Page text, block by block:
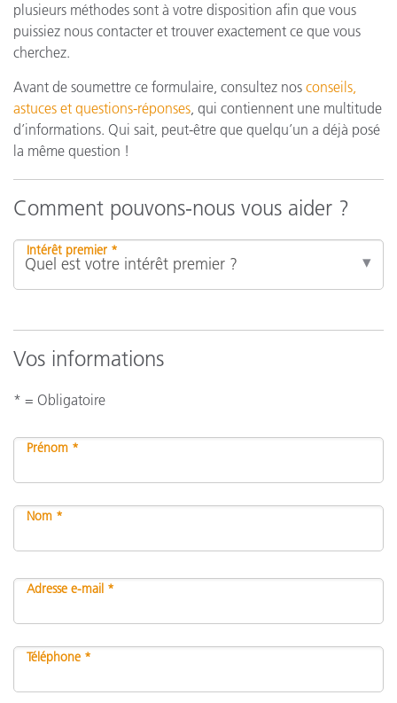
plusieurs méthodes sont à votre disposition afin que vous
puissiez nous contacter et trouver exactement ce que vous
cherchez.
Avant de soumettre ce formulaire, consultez nos conseils,
astuces et questions-réponses, qui contiennent une multitude
d’informations. Qui sait, peut-être que quelqu’un a déjà posé
la même question !
Comment pouvons-nous vous aider ?
Intérêt premier *
Vos informations
* = Obligatoire
Prénom *
Nom *
Adresse e-mail *
Téléphone *